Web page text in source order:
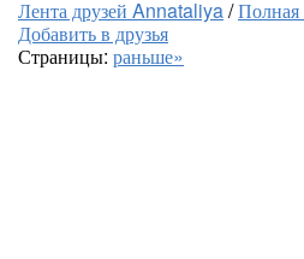
Лента друзей Annataliya/Полная
Добавить в друзья
Страницы: раньше»